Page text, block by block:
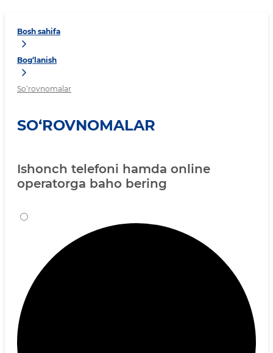
Bosh sahifa
Bog‘lanish
So‘rovnomalar
SO‘ROVNOMALAR
Ishonch telefoni hamda online
operatorga baho bering